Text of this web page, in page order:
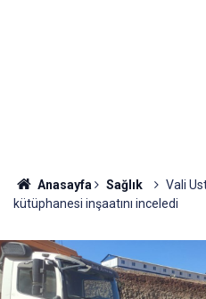
Anasayfa Sağlık
Vali
kütüphanesi inşaatını inceledi